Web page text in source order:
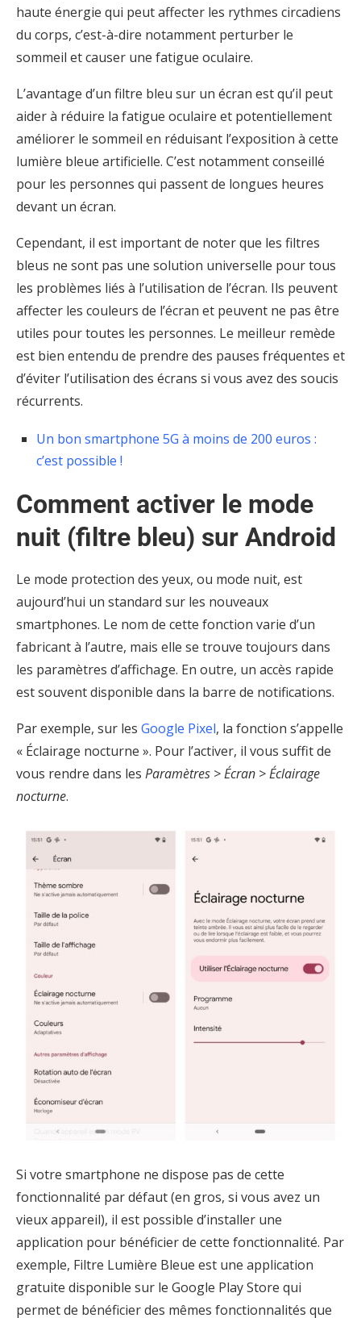
haute énergie qui peut affecter les rythmes circadiens
du corps, c’est-à-dire notamment perturber le
sommeil et causer une fatigue oculaire.
L’avantage d’un filtre bleu sur un écran est qu’il peut
aider à réduire la fatigue oculaire et potentiellement
améliorer le sommeil en réduisant l’exposition à cette
lumière bleue artificielle. C’est notamment conseillé
pour les personnes qui passent de longues heures
devant un écran.
Cependant, il est important de noter que les filtres
bleus ne sont pas une solution universelle pour tous
les problèmes liés à l’utilisation de l’écran. Ils peuvent
affecter les couleurs de l’écran et peuvent ne pas être
utiles pour toutes les personnes. Le meilleur remède
est bien entendu de prendre des pauses fréquentes et
d’éviter l’utilisation des écrans si vous avez des soucis
récurrents.
Un bon smartphone 5G à moins de 200 euros :
c’est possible !
Comment activer le mode
nuit (filtre bleu) sur Android
Le mode protection des yeux, ou mode nuit, est
aujourd’hui un standard sur les nouveaux
smartphones. Le nom de cette fonction varie d’un
fabricant à l’autre, mais elle se trouve toujours dans
les paramètres d’affichage. En outre, un accès rapide
est souvent disponible dans la barre de notifications.
Par exemple, sur les Google Pixel, la fonction s’appelle
« Éclairage nocturne ». Pour l’activer, il vous suffit de
vous rendre dans les Paramètres > Écran > Éclairage
nocturne.
Si votre smartphone ne dispose pas de cette
fonctionnalité par défaut (en gros, si vous avez un
vieux appareil), il est possible d’installer une
application pour bénéficier de cette fonctionnalité. Par
exemple, Filtre Lumière Bleue est une application
gratuite disponible sur le Google Play Store qui
permet de bénéficier des mêmes fonctionnalités que